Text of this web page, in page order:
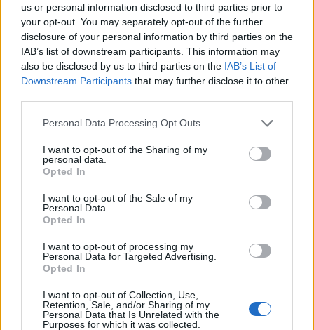
us or personal information disclosed to third parties prior to
your opt-out. You may separately opt-out of the further
disclosure of your personal information by third parties on the
IAB’s list of downstream participants. This information may
also be disclosed by us to third parties on the IAB’s List of
Downstream Participants that may further disclose it to other
Please note that this website/app uses one or more Google
not limited to your visit or usage behaviour. You may click to
grant or deny consent to Google and its third-party tags to
use your data for below specified purposes in below Google
consent section.
Personal Data Processing Opt Outs
I want to opt-out of the Sharing of my
personal data.
Opted In
I want to opt-out of the Sale of my
Personal Data.
Opted In
I want to opt-out of processing my
Personal Data for Targeted Advertising.
Opted In
I want to opt-out of Collection, Use,
Retention, Sale, and/or Sharing of my
Personal Data that Is Unrelated with the
Purposes for which it was collected.
NECROLOGIE
Mario Malu
Paolo Pinna